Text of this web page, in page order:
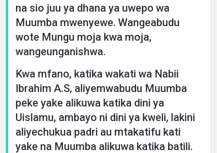
na sio juu ya dhana ya uwepo wa
Muumba mwenyewe. Wangeabudu
wote Mungu moja kwa moja,
wangeunganishwa.
Kwa mfano, katika wakati wa Nabii
Ibrahim A.S, aliyemwabudu Muumba
peke yake alikuwa katika dini ya
Uislamu, ambayo ni dini ya kweli, lakini
aliyechukua padri au mtakatifu kati
yake na Muumba alikuwa katika batili.